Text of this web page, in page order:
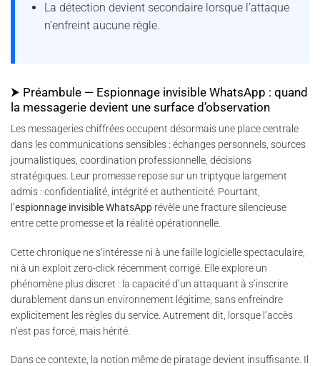
La détection devient secondaire lorsque l’attaque
n’enfreint aucune règle.
⮞ Préambule — Espionnage invisible WhatsApp : quand
la messagerie devient une surface d’observation
Les messageries chiffrées occupent désormais une place centrale
dans les communications sensibles : échanges personnels, sources
journalistiques, coordination professionnelle, décisions
stratégiques. Leur promesse repose sur un triptyque largement
admis : confidentialité, intégrité et authenticité. Pourtant,
l’espionnage invisible WhatsApp révèle une fracture silencieuse
entre cette promesse et la réalité opérationnelle.
Cette chronique ne s’intéresse ni à une faille logicielle spectaculaire,
ni à un exploit zero-click récemment corrigé. Elle explore un
phénomène plus discret : la capacité d’un attaquant à s’inscrire
durablement dans un environnement légitime, sans enfreindre
explicitement les règles du service. Autrement dit, lorsque l’accès
n’est pas forcé, mais hérité.
Dans ce contexte, la notion même de piratage devient insuffisante. Il